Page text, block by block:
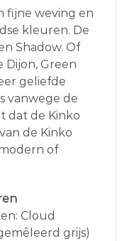
fijne weving en
kleuren. De
Shadow. Of
Dijon, Green
geliefde
vanwege de
dat de Kinko
de Kinko
of
Cloud
grijs)